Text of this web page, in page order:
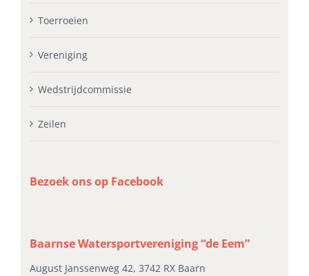
Toerroeien
Vereniging
Wedstrijdcommissie
Zeilen
Bezoek ons op Facebook
Baarnse Watersportvereniging “de Eem”
August Janssenweg 42, 3742 RX Baarn